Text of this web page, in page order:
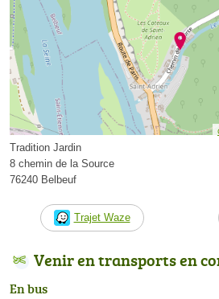
Tradition Jardin
8 chemin de la Source
76240 Belbeuf
Trajet Waze
Venir en transports en
En bus